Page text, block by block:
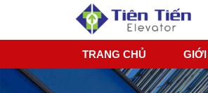
TRANG CHỦ GIỚI